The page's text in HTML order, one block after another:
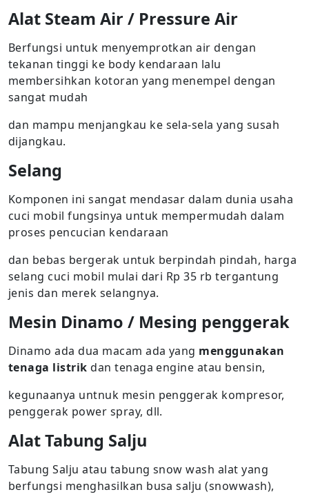
Alat Steam Air / Pressure Air
Berfungsi untuk menyemprotkan air dengan
tekanan tinggi ke body kendaraan lalu
membersihkan kotoran yang menempel dengan
sangat mudah
dan mampu menjangkau ke sela-sela yang susah
dijangkau.
Selang
Komponen ini sangat mendasar dalam dunia usaha
cuci mobil fungsinya untuk mempermudah dalam
proses pencucian kendaraan
dan bebas bergerak untuk berpindah pindah, harga
selang cuci mobil mulai dari Rp 35 rb tergantung
jenis dan merek selangnya.
Mesin Dinamo / Mesing penggerak
Dinamo ada dua macam ada yang menggunakan
tenaga listrik dan tenaga engine atau bensin,
kegunaanya untnuk mesin penggerak kompresor,
penggerak power spray, dll.
Alat Tabung Salju
Tabung Salju atau tabung snow wash alat yang
berfungsi menghasilkan busa salju (snowwash),